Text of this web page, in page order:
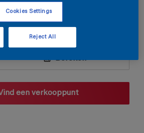
Verfcalculator
Bereken
een verkooppunt
Cookies Settings
Reject All